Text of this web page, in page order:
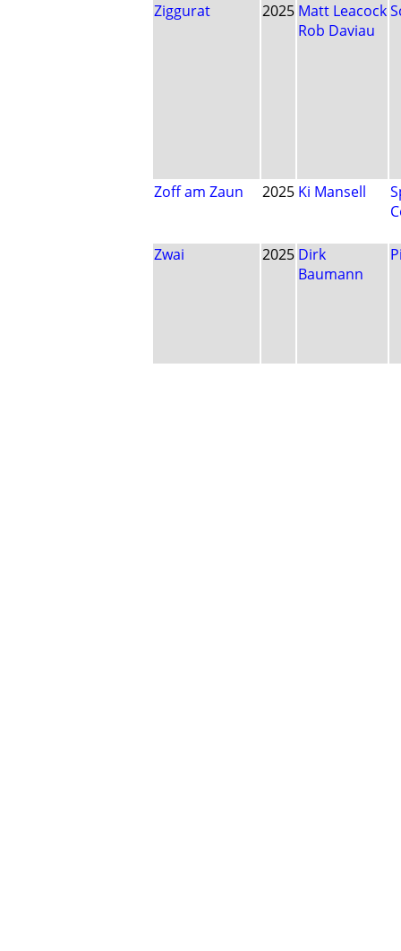
Ziggurat 2025 Matt Leacock
Rob Daviau
Zoff am Zaun 2025 Ki Mansell
Zwai 2025 Dirk
Baumann